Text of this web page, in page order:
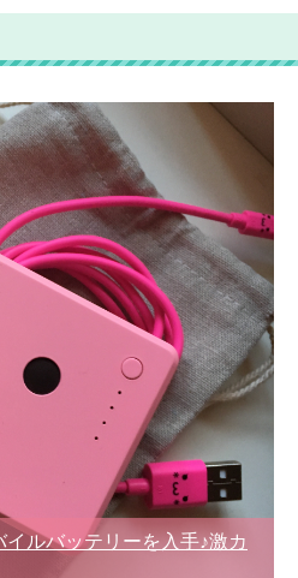
ルバッテリーを入手♪激カ